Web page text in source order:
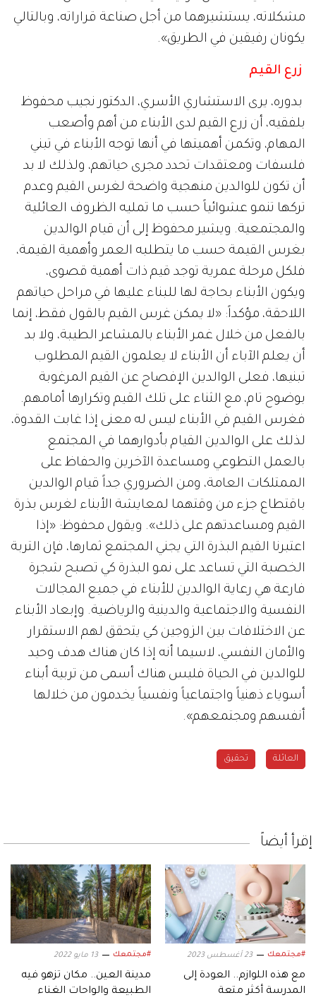
مشكلاته، يستشيرهما من أجل صناعة قراراته، وبالتالي
يكونان رفيقين في الطريق».
زرع القيم
بدوره، يرى الاستشاري الأسري، الدكتور نجيب محفوظ
بلفقيه، أن زرع القيم لدى الأبناء من أهم وأصعب
المهام، وتكمن أهميتها في أنها توجه الأبناء في تبني
فلسفات ومعتقدات تحدد مجرى حياتهم، ولذلك لا بد
أن تكون للوالدين منهجية واضحة لغرس القيم وعدم
تركها تنمو عشوائياً حسب ما تمليه الظروف العائلية
والمجتمعية. ويشير محفوظ إلى أن قيام الوالدين
بغرس القيمة حسب ما يتطلبه العمر وأهمية القيمة،
فلكل مرحلة عمرية توجد قيم ذات أهمية قصوى،
ويكون الأبناء بحاجة لها للبناء عليها في مراحل حياتهم
اللاحقة، مؤكداً: «لا يمكن غرس القيم بالقول فقط، إنما
بالفعل من خلال غمر الأبناء بالمشاعر الطيبة، ولا بد
أن يعلم الآباء أن الأبناء لا يعلمون القيم المطلوب
تبنيها، فعلى الوالدين الإفصاح عن القيم المرغوبة
بوضوح تام، مع الثناء على تلك القيم وتكرارها أمامهم.
فغرس القيم في الأبناء ليس له معنى إذا غابت القدوة،
لذلك على الوالدين القيام بأدوارهما في المجتمع
بالعمل التطوعي ومساعدة الآخرين والحفاظ على
الممتلكات العامة، ومن الضروري جداً قيام الوالدين
باقتطاع جزء من وقتهما لمعايشة الأبناء لغرس بذرة
القيم ومساعدتهم على ذلك». ويقول محفوظ: «إذا
اعتبرنا القيم البذرة التي يجني المجتمع ثمارها، فإن التربة
الخصبة التي تساعد على نمو البذرة كي تصبح شجرة
فارعة هي رعاية الوالدين للأبناء في جميع المجالات
النفسية والاجتماعية والدينية والرياضية. وإبعاد الأبناء
عن الاختلافات بين الزوجين كي يتحقق لهم الاستقرار
والأمان النفسي، لاسيما أنه إذا كان هناك هدف وحيد
للوالدين في الحياة فليس هناك أسمى من تربية أبناء
أسوياء ذهنياً واجتماعياً ونفسياً يخدمون من خلالها
أنفسهم ومجتمعهم».
العائلة تحقيق
إقرأ أيضاً
#مجتمعك 23 أغسطس 2023
مع هذه اللوازم.. العودة إلى
المدرسة أكثر متعة
#مجتمعك 13 مايو 2022
مدينة العين.. مكان تزهو فيه
الطبيعة والواحات الغناء